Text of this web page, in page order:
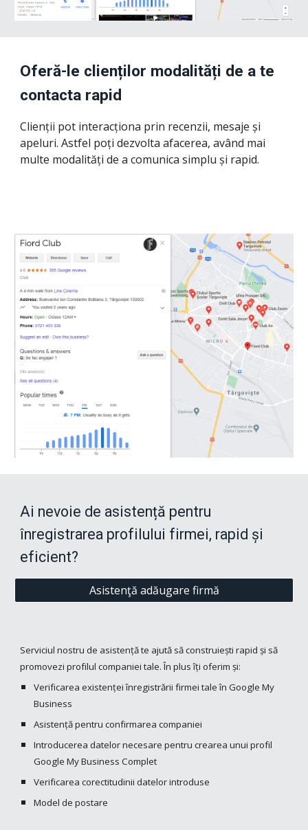
Oferă-le clienților modalități de a te
contacta rapid
Clienții pot interacționa prin recenzii, mesaje și
apeluri. Astfel poți dezvolta afacerea, având mai
multe modalități de a comunica simplu și rapid.
Ai nevoie de asistență pentru
înregistrarea profilului firmei, rapid și
eficient?
Asistenţă adăugare firmă
Serviciul nostru de asistență te ajută să construiești rapid și să
promovezi profilul companiei tale. În plus îți oferim și:
Verificarea existenței înregistrării firmei tale în Google My
Business
Asistență pentru confirmarea companiei
Introducerea datelor necesare pentru crearea unui profil
Google My Business Complet
Verificarea corectitudinii datelor introduse
Model de postare